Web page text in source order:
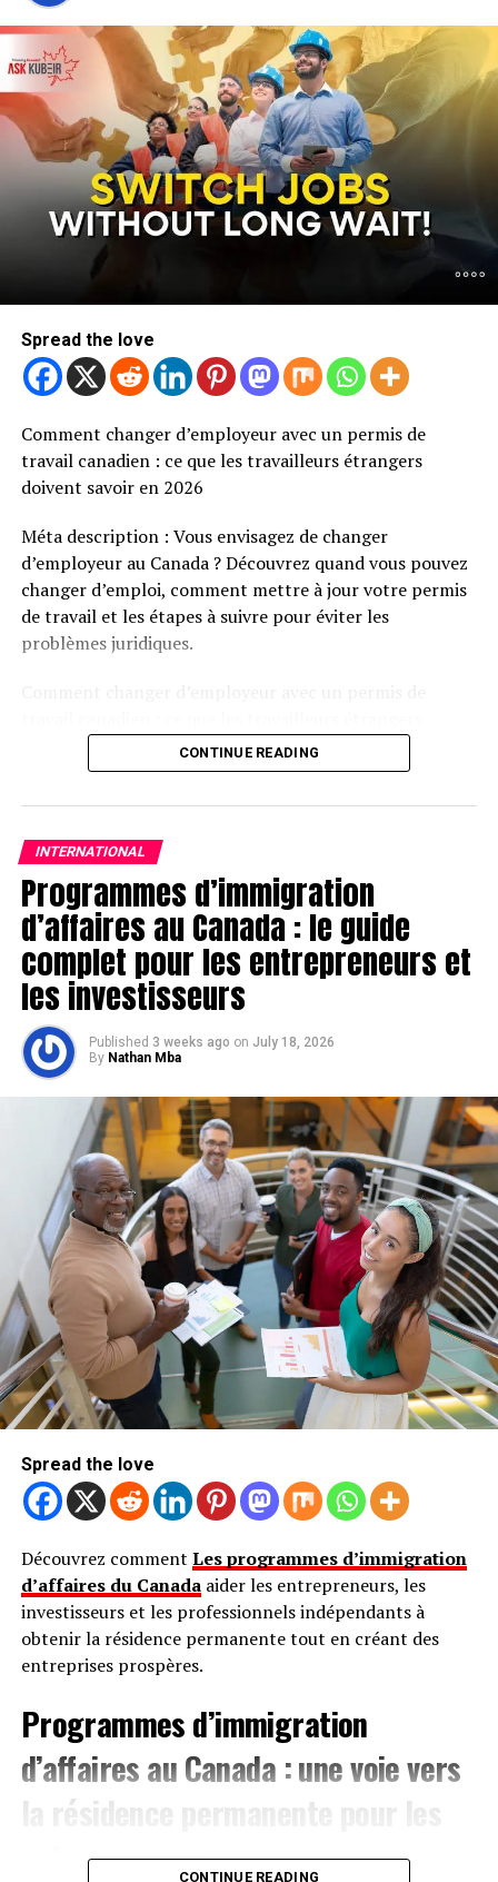
Spread the love
Comment changer d’employeur avec un permis de
travail canadien : ce que les travailleurs étrangers
doivent savoir en 2026
Méta description : Vous envisagez de changer
d’employeur au Canada ? Découvrez quand vous pouvez
changer d’emploi, comment mettre à jour votre permis
de travail et les étapes à suivre pour éviter les
problèmes juridiques.
doivent savoir en…
Rejoindre notre chaîne télégram pour avoir les
dernières infos
Cliquez ici
CONTINUE READING
INTERNATIONAL
Programmes d’immigration
d’affaires au Canada : le guide
complet pour les entrepreneurs et
les investisseurs
Published 3 weeks ago on July 18, 2026
By Nathan Mba
Spread the love
Découvrez comment Les programmes d’immigration
d’affaires du Canadaaider les entrepreneurs, les
investisseurs et les professionnels indépendants à
obtenir la résidence permanente tout en créant des
entreprises prospères.
Programmes d’immigration
d’affaires au Canada : une voie vers
la résidence permanente pour les
entrepreneursCONTINUE READING